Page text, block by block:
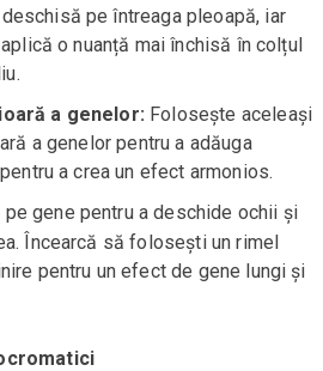
pe întreaga pleoapă, iar
o nuanță mai închisă în colțul
a genelor: Folosește aceleași
a genelor pentru a adăuga
a crea un efect armonios.
gene pentru a deschide ochii și
Încearcă să folosești un rimel
pentru un efect de gene lungi și